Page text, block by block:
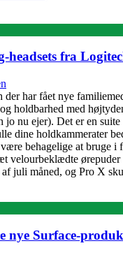
headsets fra
har fået nye
holdbarhed med
nu ejer). Det er en
dine holdkammerater
behagelige at bruge
velourbeklædte
juli måned, og Pro X
nye Surface-